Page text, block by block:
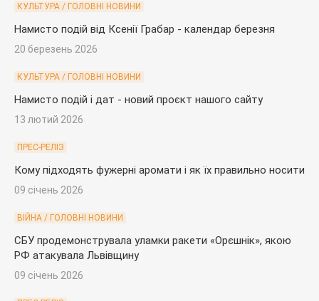
КУЛЬТУРА / ГОЛОВНІ НОВИНИ
Намисто подій від Ксенії Грабар - календар березня
20 березень 2026
КУЛЬТУРА / ГОЛОВНІ НОВИНИ
Намисто подій і дат - новий проєкт нашого сайту
13 лютий 2026
ПРЕС-РЕЛІЗ
Кому підходять фужерні аромати і як їх правильно носити
09 січень 2026
ВІЙНА / ГОЛОВНІ НОВИНИ
СБУ продемонструвала уламки ракети «Орєшнік», якою
РФ атакувала Львівщину
09 січень 2026